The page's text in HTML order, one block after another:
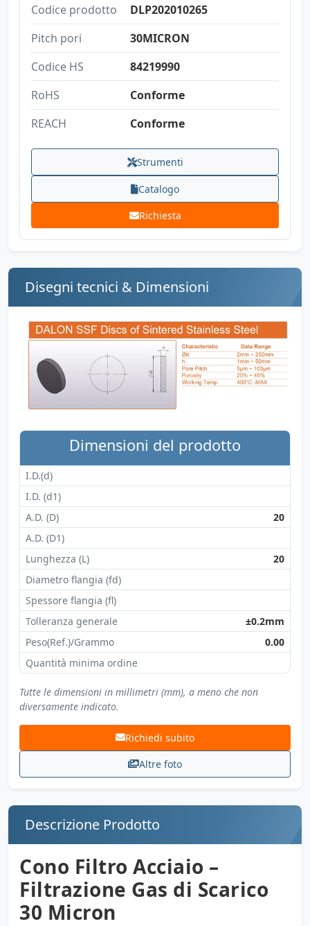
Codice prodotto
DLP202010265
Pitch pori
30MICRON
Codice HS
84219990
RoHS
Conforme
REACH
Conforme
Strumenti
Catalogo
Richiesta
Disegni tecnici & Dimensioni
Dimensioni del prodotto
I.D.(d)
I.D. (d1)
A.D. (D)
20
A.D. (D1)
Lunghezza (L)
20
Diametro flangia (fd)
Spessore flangia (fl)
Tolleranza generale
±0.2mm
Peso(Ref.)/Grammo
0.00
Quantità minima ordine
Tutte le dimensioni in millimetri (mm), a meno che non
diversamente indicato.
Richiedi subito
Altre foto
Descrizione Prodotto
Cono Filtro Acciaio –
Filtrazione Gas di Scarico
30 Micron